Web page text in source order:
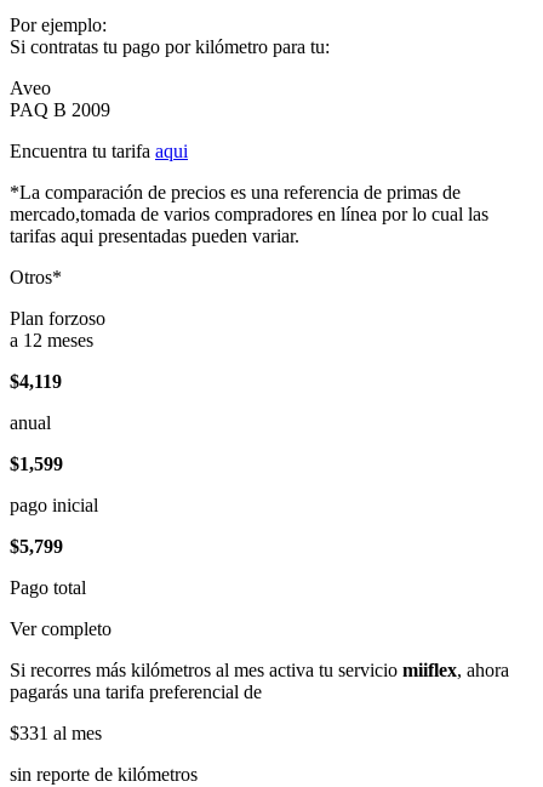
Por ejemplo:
Si contratas tu pago por kilómetro para tu:
Aveo
PAQ B 2009
Encuentra tu tarifa aqui
*La comparación de precios es una referencia de primas de
mercado,tomada de varios compradores en línea por lo cual las
tarifas aqui presentadas pueden variar.
Otros*
Plan forzoso
a 12 meses
$4,119
anual
$1,599
pago inicial
$5,799
Pago total
Ver completo
Si recorres más kilómetros al mes activa tu servicio miiflex, ahora
pagarás una tarifa preferencial de
$331 al mes
sin reporte de kilómetros